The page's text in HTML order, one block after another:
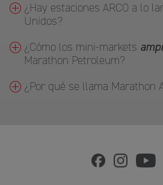
¿Hay estaciones ARCO a lo
Unidos?
¿Cómo los mini-markets
Marathon Petroleum?
¿Por qué se llama Marathon